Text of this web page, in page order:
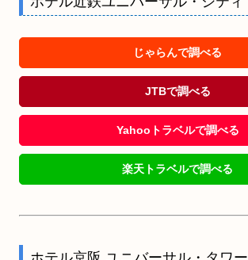
じゃらんで調べる
JTBで調べる
Yahooトラベルで調べる
楽天トラベルで調べる